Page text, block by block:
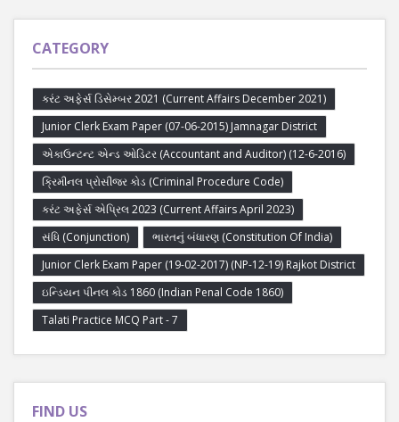
CATEGORY
કરંટ અફેર્સ ડિસેમ્બર 2021 (Current Affairs December 2021)
Junior Clerk Exam Paper (07-06-2015) Jamnagar District
એકાઉન્ટન્ટ એન્ડ ઓડિટર (Accountant and Auditor) (12-6-2016)
ક્રિમીનલ પ્રોસીજર કોડ (Criminal Procedure Code)
કરંટ અફેર્સ એપ્રિલ 2023 (Current Affairs April 2023)
સંધિ (Conjunction)
ભારતનું બંધારણ (Constitution Of India)
Junior Clerk Exam Paper (19-02-2017) (NP-12-19) Rajkot District
ઇન્ડિયન પીનલ કોડ 1860 (Indian Penal Code 1860)
Talati Practice MCQ Part - 7
FIND US